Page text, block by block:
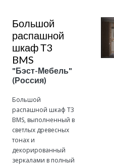
Большой
распашной
шкаф Т3
BMS
"Бэст-Мебель"
(Россия)
Большой
распашной шкаф Т3
BMS, выполненный в
светлых древесных
тонах и
декорированный
зеркалами в полный